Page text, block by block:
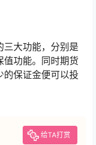
三大功能，分别是
值功能。同时期货
的保证金便可以投
给TA打赏